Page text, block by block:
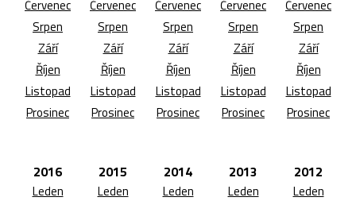
Červenec
Srpen
Září
Říjen
Listopad
Prosinec
Červenec
Srpen
Září
Říjen
Listopad
Prosinec
Červenec
Srpen
Září
Říjen
Listopad
Prosinec
Červenec
Srpen
Září
Říjen
Listopad
Prosinec
Červenec
Srpen
Září
Říjen
Listopad
Prosinec
2016
Leden
2015
Leden
2014
Leden
2013
Leden
2012
Leden